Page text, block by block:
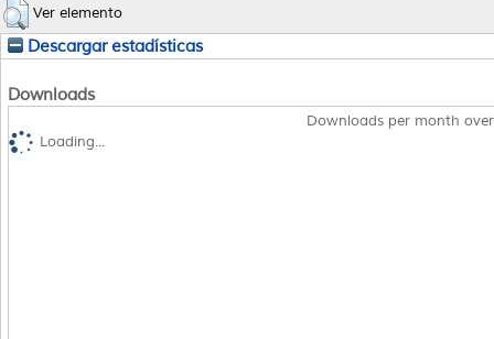
Ver elemento
Descargar estadísticas
Downloads
Downloads per month
Loading...